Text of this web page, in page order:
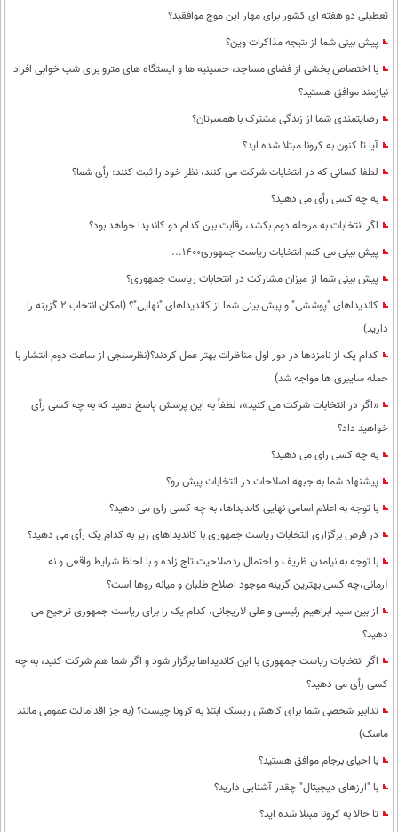
تعطیلی دو هفته ای کشور برای مهار این موج موافقید؟
پیش بینی شما از نتیجه مذاکرات وین؟
با اختصاص بخشی از فضای مساجد، حسینیه ها و ایستگاه های مترو برای شب خوابی افراد
نیازمند موافق هستید؟
رضایتمندی شما از زندگی مشترک با همسرتان؟
آیا تا کنون به کرونا مبتلا شده اید؟
لطفا کسانی که در انتخابات شرکت می کنند، نظر خود را ثبت کنند: رأی شما؟
به چه کسی رأی می دهید؟
اگر انتخابات به مرحله دوم بکشد، رقابت بین کدام دو کاندیدا خواهد بود؟
پیش بینی می کنم انتخابات ریاست جمهوری1400...
پیش بینی شما از میزان مشارکت در انتخابات ریاست جمهوری؟
کاندیداهای "پوششی" و پیش بینی شما از کاندیداهای "نهایی"؟ (امکان انتخاب 2 گزینه را
دارید)
کدام یک از نامزدها در دور اول مناظرات بهتر عمل کردند؟(نظرسنجی از ساعت دوم انتشار با
حمله سایبری ها مواجه شد)
«اگر در انتخابات شرکت می کنید»، لطفاً به این پرسش پاسخ دهید که به چه کسی رأی
خواهید داد؟
به چه کسی رای می دهید؟
پیشنهاد شما به جبهه اصلاحات در انتخابات پیش رو؟
با توجه به اعلام اسامی نهایی کاندیداها، به چه کسی رای می دهید؟
در فرض برگزاری انتخابات ریاست جمهوری با کاندیداهای زیر به کدام یک رأی می دهید؟
با توجه به نیامدن ظریف و احتمال ردصلاحیت تاج زاده و با لحاظ شرایط واقعی و نه
آرمانی،چه کسی بهترین گزینه موجود اصلاح طلبان و میانه روها است؟
از بین سید ابراهیم رئیسی و علی لاریجانی، کدام یک را برای ریاست جمهوری ترجیح می
دهید؟
اگر انتخابات ریاست جمهوری با این کاندیداها برگزار شود و اگر شما هم شرکت کنید، به چه
کسی رأی می دهید؟
تدابیر شخصی شما برای کاهش ریسک ابتلا به کرونا چیست؟ (به جز اقدامالت عمومی مانند
ماسک)
با احیای برجام موافق هستید؟
با "ارزهای دیجیتال" چقدر آشنایی دارید؟
تا حالا به کرونا مبتلا شده اید؟